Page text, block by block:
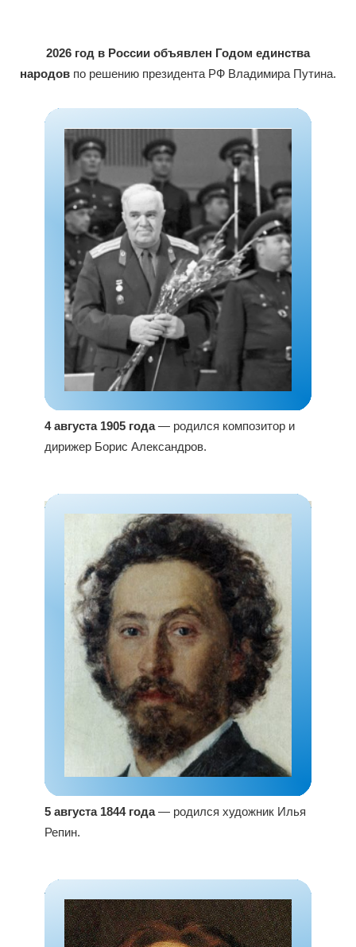
2026 год в России объявлен Годом единства
народов по решению президента РФ Владимира Путина.
4 августа 1905 года— родился композитор и
дирижер Борис Александров.
5 августа 1844 года— родился художник Илья
Репин.